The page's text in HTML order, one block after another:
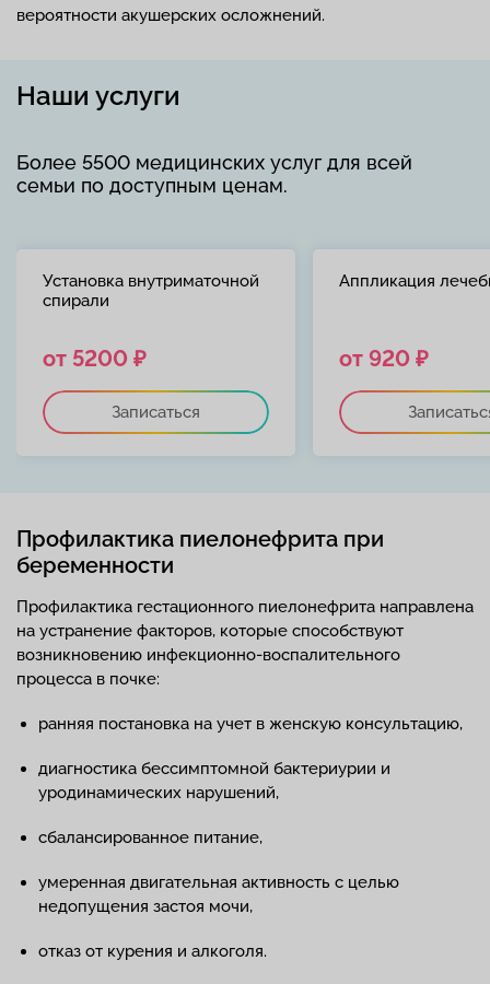
вероятности акушерских осложнений.
Наши услуги
Более 5500 медицинских услуг для всей
семьи по доступным ценам.
Установка внутриматочной
спирали
от 5200 ₽
Записаться
Аппликация
от 920 ₽
Профилактика пиелонефрита при
беременности
Профилактика гестационного пиелонефрита направлена
на устранение факторов, которые способствуют
возникновению инфекционно-воспалительного
процесса в почке:
ранняя постановка на учет в женскую консультацию,
диагностика бессимптомной бактериурии и
уродинамических нарушений,
сбалансированное питание,
умеренная двигательная активность с целью
недопущения застоя мочи,
отказ от курения и алкоголя.